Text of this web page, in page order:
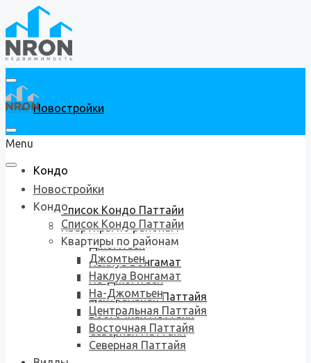
Новостройки
Кондо
Список Кондо Паттайи
Квартиры по районам
Джомтьен
Наклуа Вонгамат
На-Джомтьен
Центральная Паттайя
Восточная Паттайя
Северная Паттайя
Menu
Новостройки
Кондо
Список Кондо Паттайи
Квартиры по районам
Джомтьен
Наклуа Вонгамат
На-Джомтьен
Центральная Паттайя
Восточная Паттайя
Северная Паттайя